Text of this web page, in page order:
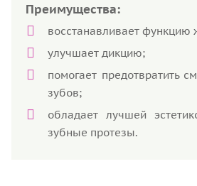
Преимущества:
восстанавливает функцию
улучшает дикцию;
помогает предотвратить
зубов;
обладает лучшей
зубные протезы.